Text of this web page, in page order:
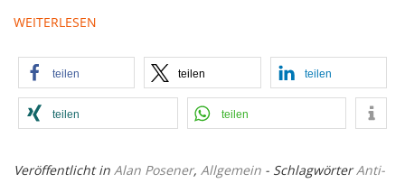
WEITERLESEN
teilen teilen teilen
teilen teilen
Veröffentlicht in Alan Posener, Allgemein - SchlagwörterAnti-